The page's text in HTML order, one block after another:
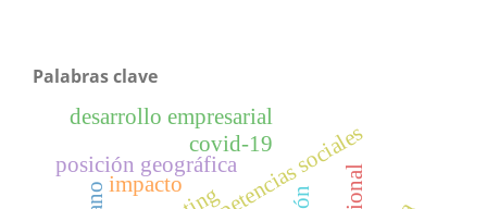
Palabras clave
competencias sociales
posición geográfica
covid-19
impacto
desarrollo empresarial